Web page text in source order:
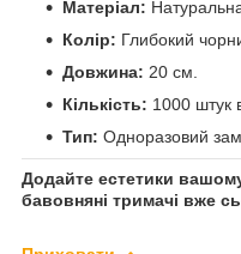
Матеріал:
Колір: Глибокий
Довжина: 20 см.
Кількість: 1000 штук
Тип: Одноразовий
Додайте естетики
бавовняні тримачі вже